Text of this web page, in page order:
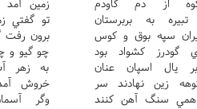
از دم گاودم
زمين
به بربرستان
تو گفتي
سپه بوق و کوس
برون رفت
گودرز کشواد بود
چو گيو و
يال اسپان عنان
به زهر
زين نهادند سر
خروش
همي سنگ آهن کنند
وگر